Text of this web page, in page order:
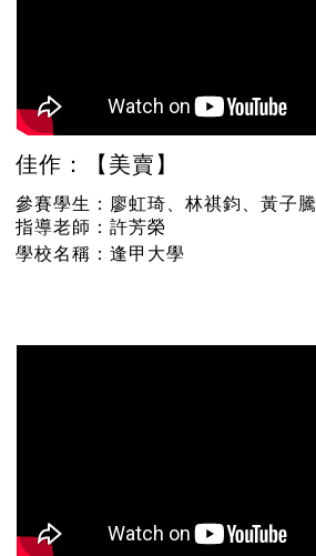
佳作：【美賣】
參賽學生：廖虹琦、林祺鈞、黃子騰
指導老師：許芳榮
學校名稱：逢甲大學